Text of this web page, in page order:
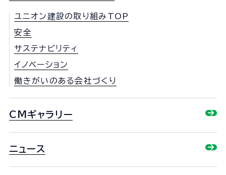
ユニオン建設の取り組みTOP
安全
サステナビリティ
イノベーション
働きがいのある会社づくり
CMギャラリー
ニュース